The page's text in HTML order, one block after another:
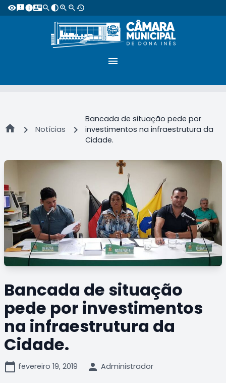
visibility feedbackinfocontact_mailsearch contrastzoom_in zoom_out restore
menu
home chevron_right Notícias chevron_right
Bancada de situação pede por
investimentos na infraestrutura da
Cidade.
Bancada de situação
pede por investimentos
na infraestrutura da
Cidade.
calendar_today fevereiro 19, 2019 person Administrador